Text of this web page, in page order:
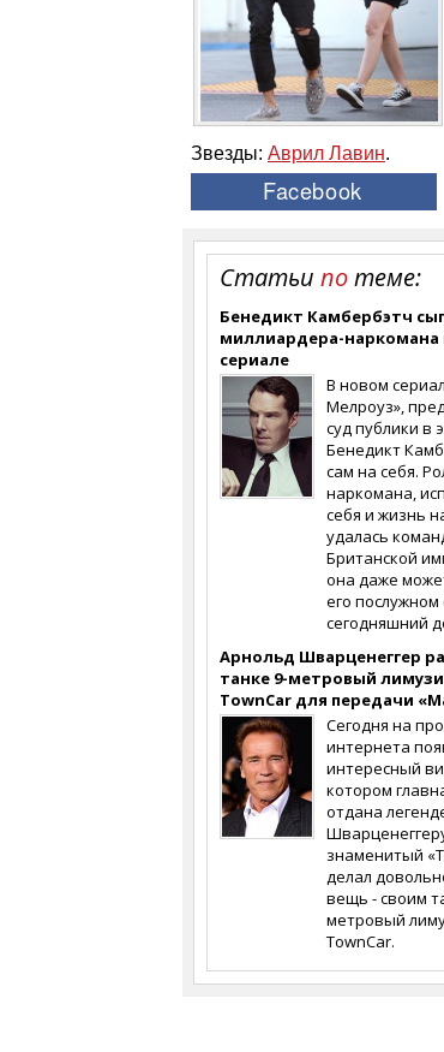
Звезды: Аврил Лавин.
Статьи потеме:
Бенедикт Камбербэтч
миллиардера-наркомана
сериале
В новом
Мелроуз»,
суд публики в
Бенедикт
сам на себя.
наркомана,
себя и жизнь
удалась
Британской
она даже
его послужном
сегодняшний
Арнольд Шварценеггер
танке 9-метровый
TownCar для передачи
Сегодня на
интернета
интересный
котором
отдана
знаменитый
делал
вещь - своим
метровый
TownCar.